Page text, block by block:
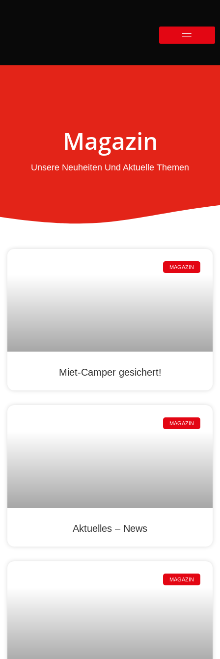
Magazin
Unsere Neuheiten Und Aktuelle Themen
MAGAZIN
Miet-Camper gesichert!
MAGAZIN
Aktuelles – News
MAGAZIN